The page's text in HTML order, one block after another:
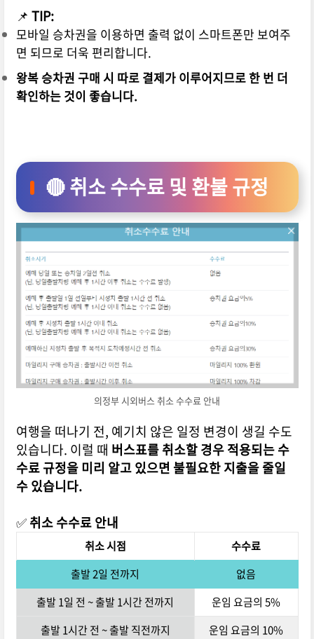
📌 TIP:
모바일 승차권을 이용하면 출력 없이 스마트폰만 보여주
면 되므로 더욱 편리합니다.
왕복 승차권 구매 시 따로 결제가 이루어지므로 한 번 더
확인하는 것이 좋습니다.
🔴 취소 수수료 및 환불 규정
의정부 시외버스 취소 수수료 안내
여행을 떠나기 전, 예기치 않은 일정 변경이 생길 수도
있습니다. 이럴 때 버스표를 취소할 경우 적용되는 수
수료 규정을 미리 알고 있으면 불필요한 지출을 줄일
수 있습니다.
✅취소 수수료 안내
취소 시점
수수료
출발 2일 전까지
없음
출발 1일 전 ~ 출발 1시간 전까지
운임 요금의 5%
출발 1시간 전 ~ 출발 직전까지
운임 요금의 10%